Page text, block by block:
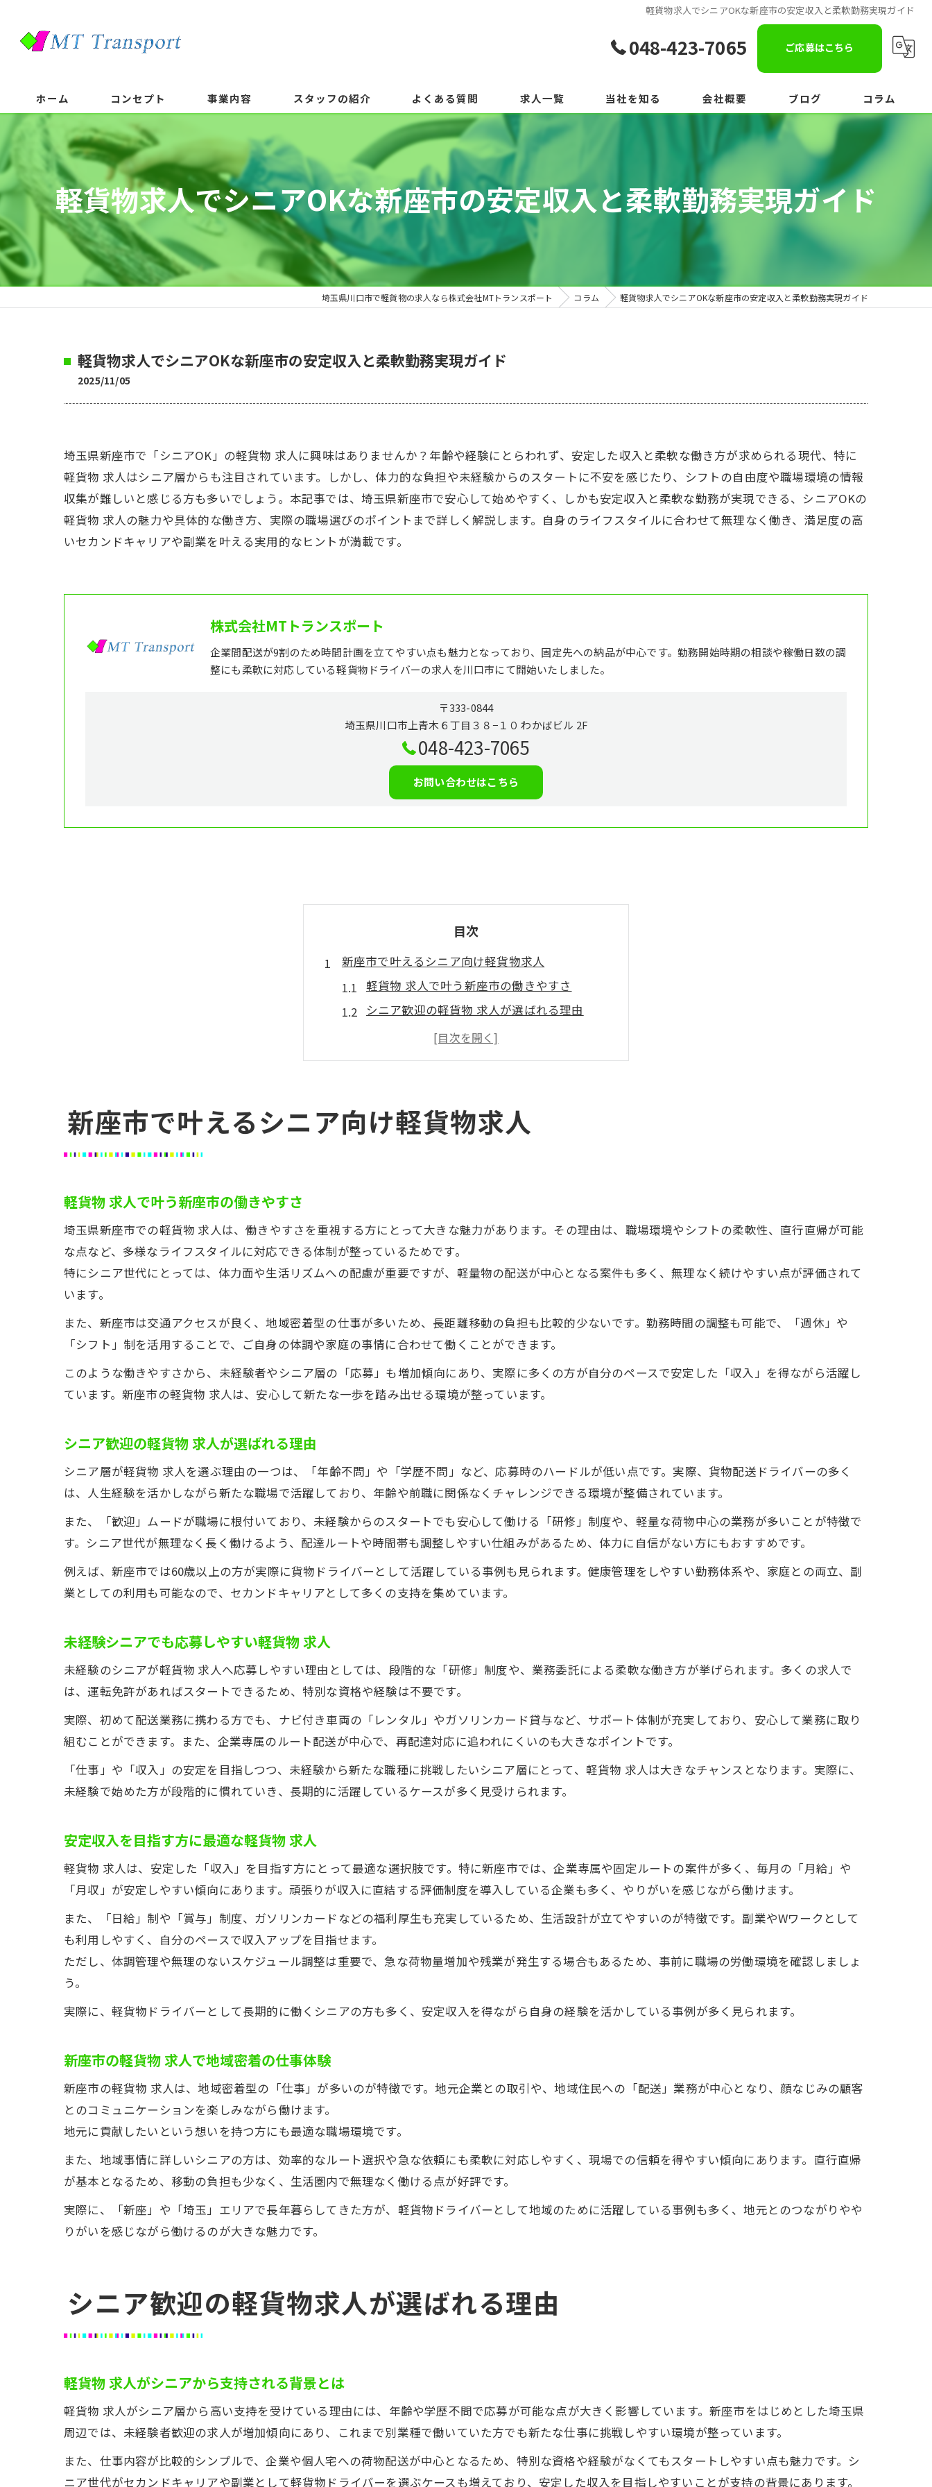
軽貨物求人でシニアOKな新座市の安定収入と柔軟勤務実現ガイド
048-423-7065 ご応募はこちら
ホーム コンセプト 事業内容 スタッフの紹介 よくある質問 求人一覧 当社を知る 会社概要 ブログ コラム
軽貨物求人でシニアOKな新座市の安定収入と柔軟勤務実現ガイド
埼玉県川口市で軽貨物の求人なら株式会社MTトランスポート コラム 軽貨物求人でシニアOKな新座市の安定収入と柔軟勤務実現ガイド
軽貨物求人でシニアOKな新座市の安定収入と柔軟勤務実現ガイド
2025/11/05
埼玉県新座市で「シニアOK」の軽貨物 求人に興味はありませんか？年齢や経験にとらわれず、安定した収入と柔軟な働き方が求められる現代、特に
軽貨物 求人はシニア層からも注目されています。しかし、体力的な負担や未経験からのスタートに不安を感じたり、シフトの自由度や職場環境の情報
収集が難しいと感じる方も多いでしょう。本記事では、埼玉県新座市で安心して始めやすく、しかも安定収入と柔軟な勤務が実現できる、シニアOKの
軽貨物 求人の魅力や具体的な働き方、実際の職場選びのポイントまで詳しく解説します。自身のライフスタイルに合わせて無理なく働き、満足度の高
いセカンドキャリアや副業を叶える実用的なヒントが満載です。
株式会社MTトランスポート
企業間配送が9割のため時間計画を立てやすい点も魅力となっており、固定先への納品が中心です。勤務開始時期の相談や稼働日数の調
整にも柔軟に対応している軽貨物ドライバーの求人を川口市にて開始いたしました。
〒333-0844
埼玉県川口市上青木６丁目３８−１０ わかばビル 2F
048-423-7065
お問い合わせはこちら
目次
新座市で叶えるシニア向け軽貨物求人
軽貨物 求人で叶う新座市の働きやすさ
シニア歓迎の軽貨物 求人が選ばれる理由
未経験シニアでも応募しやすい軽貨物 求人
安定収入を目指す方に最適な軽貨物 求人
シニア歓迎の軽貨物求人が選ばれる理由
軽貨物 求人がシニアから支持される背景とは
シニア世代が活躍する軽貨物 求人の実情
未経験から始めやすい軽貨物のお仕事
未経験スタートも安心の軽貨物 求人制度
普通免許で応募できる軽貨物 求人の魅力
段階的に慣れられる軽貨物 求人のポイント
仕事説明が丁寧な軽貨物 求人の選び方
柔軟な働き方を実現する新座市の働き口
生活リズムに合わせた軽貨物 求人の選択肢
直行直帰で便利な軽貨物 求人の働き方
家族と両立しやすい軽貨物 求人の魅力
安定収入を目指すなら軽貨物求人がおすすめ
軽貨物 求人で安定した収入を得る方法
成果が収入に反映される軽貨物 求人とは
副業にも最適な収入源軽貨物 求人とは
体力負担が少ない配送ドライバーの魅力
軽貨物 求人で叶う体力負担の少ない仕事
軽量物中心で安心な軽貨物 求人の特徴
シニアも無理なく働ける軽貨物 求人の理由
再配達少なめで負担減軽貨物 求人の実情
新座市で叶えるシニア向け軽貨物求人
軽貨物 求人で叶う新座市の働きやすさ
埼玉県新座市での軽貨物 求人は、働きやすさを重視する方にとって大きな魅力があります。その理由は、職場環境やシフトの柔軟性、直行直帰が可能
な点など、多様なライフスタイルに対応できる体制が整っているためです。
特にシニア世代にとっては、体力面や生活リズムへの配慮が重要ですが、軽量物の配送が中心となる案件も多く、無理なく続けやすい点が評価されて
います。
また、新座市は交通アクセスが良く、地域密着型の仕事が多いため、長距離移動の負担も比較的少ないです。勤務時間の調整も可能で、「週休」や
「シフト」制を活用することで、ご自身の体調や家庭の事情に合わせて働くことができます。
このような働きやすさから、未経験者やシニア層の「応募」も増加傾向にあり、実際に多くの方が自分のペースで安定した「収入」を得ながら活躍し
ています。新座市の軽貨物 求人は、安心して新たな一歩を踏み出せる環境が整っています。
シニア歓迎の軽貨物 求人が選ばれる理由
シニア層が軽貨物 求人を選ぶ理由の一つは、「年齢不問」や「学歴不問」など、応募時のハードルが低い点です。実際、貨物配送ドライバーの多く
は、人生経験を活かしながら新たな職場で活躍しており、年齢や前職に関係なくチャレンジできる環境が整備されています。
また、「歓迎」ムードが職場に根付いており、未経験からのスタートでも安心して働ける「研修」制度や、軽量な荷物中心の業務が多いことが特徴で
す。シニア世代が無理なく長く働けるよう、配達ルートや時間帯も調整しやすい仕組みがあるため、体力に自信がない方にもおすすめです。
例えば、新座市では60歳以上の方が実際に貨物ドライバーとして活躍している事例も見られます。健康管理をしやすい勤務体系や、家庭との両立、副
業としての利用も可能なので、セカンドキャリアとして多くの支持を集めています。
未経験シニアでも応募しやすい軽貨物 求人
未経験のシニアが軽貨物 求人へ応募しやすい理由としては、段階的な「研修」制度や、業務委託による柔軟な働き方が挙げられます。多くの求人で
は、運転免許があればスタートできるため、特別な資格や経験は不要です。
実際、初めて配送業務に携わる方でも、ナビ付き車両の「レンタル」やガソリンカード貸与など、サポート体制が充実しており、安心して業務に取り
組むことができます。また、企業専属のルート配送が中心で、再配達対応に追われにくいのも大きなポイントです。
「仕事」や「収入」の安定を目指しつつ、未経験から新たな職種に挑戦したいシニア層にとって、軽貨物 求人は大きなチャンスとなります。実際に、
未経験で始めた方が段階的に慣れていき、長期的に活躍しているケースが多く見受けられます。
安定収入を目指す方に最適な軽貨物 求人
軽貨物 求人は、安定した「収入」を目指す方にとって最適な選択肢です。特に新座市では、企業専属や固定ルートの案件が多く、毎月の「月給」や
「月収」が安定しやすい傾向にあります。頑張りが収入に直結する評価制度を導入している企業も多く、やりがいを感じながら働けます。
また、「日給」制や「賞与」制度、ガソリンカードなどの福利厚生も充実しているため、生活設計が立てやすいのが特徴です。副業やWワークとして
も利用しやすく、自分のペースで収入アップを目指せます。
ただし、体調管理や無理のないスケジュール調整は重要で、急な荷物量増加や残業が発生する場合もあるため、事前に職場の労働環境を確認しましょ
う。
実際に、軽貨物ドライバーとして長期的に働くシニアの方も多く、安定収入を得ながら自身の経験を活かしている事例が多く見られます。
新座市の軽貨物 求人で地域密着の仕事体験
新座市の軽貨物 求人は、地域密着型の「仕事」が多いのが特徴です。地元企業との取引や、地域住民への「配送」業務が中心となり、顔なじみの顧客
とのコミュニケーションを楽しみながら働けます。
地元に貢献したいという想いを持つ方にも最適な職場環境です。
また、地域事情に詳しいシニアの方は、効率的なルート選択や急な依頼にも柔軟に対応しやすく、現場での信頼を得やすい傾向にあります。直行直帰
が基本となるため、移動の負担も少なく、生活圏内で無理なく働ける点が好評です。
実際に、「新座」や「埼玉」エリアで長年暮らしてきた方が、軽貨物ドライバーとして地域のために活躍している事例も多く、地元とのつながりやや
りがいを感じながら働けるのが大きな魅力です。
シニア歓迎の軽貨物求人が選ばれる理由
軽貨物 求人がシニアから支持される背景とは
軽貨物 求人がシニア層から高い支持を受けている理由には、年齢や学歴不問で応募が可能な点が大きく影響しています。新座市をはじめとした埼玉県
周辺では、未経験者歓迎の求人が増加傾向にあり、これまで別業種で働いていた方でも新たな仕事に挑戦しやすい環境が整っています。
また、仕事内容が比較的シンプルで、企業や個人宅への荷物配送が中心となるため、特別な資格や経験がなくてもスタートしやすい点も魅力です。シ
ニア世代がセカンドキャリアや副業として軽貨物ドライバーを選ぶケースも増えており、安定した収入を目指しやすいことが支持の背景にあります。
お問い合わせはこちら
お問い合わせはこちら